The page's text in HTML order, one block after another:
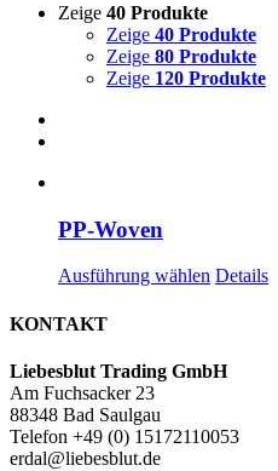
Zeige 40 Produkte
Zeige 40 Produkte
Zeige 80 Produkte
Zeige 120 Produkte
PP-Woven
Ausführung wählen Dieses
Varianten
auf.
Optionen
können
Details
KONTAKT
Liebesblut Trading GmbH
Am Fuchsacker 23
88348 Bad Saulgau
Telefon +49 (0) 15172110053
erdal@liebesblut.de